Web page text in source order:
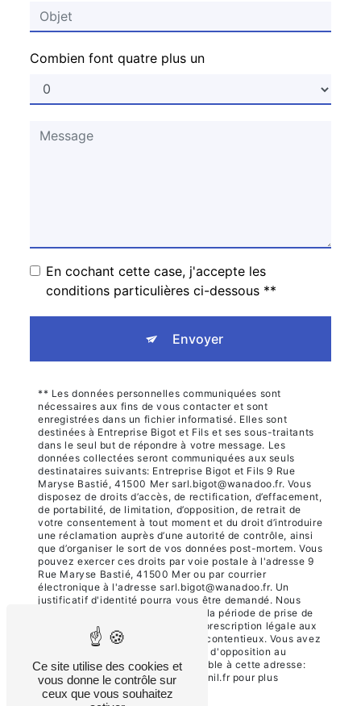
Combien font quatre plus un
En cochant cette case, j'accepte les
conditions particulières ci-dessous **
Envoyer
** Les données personnelles communiquées sont
nécessaires aux fins de vous contacter et sont
enregistrées dans un fichier informatisé. Elles sont
destinées à Entreprise Bigot et Fils et ses sous-traitants
dans le seul but de répondre à votre message. Les
données collectées seront communiquées aux seuls
destinataires suivants: Entreprise Bigot et Fils 9 Rue
Maryse Bastié, 41500 Mer sarl.bigot@wanadoo.fr. Vous
disposez de droits d’accès, de rectification, d’effacement,
de portabilité, de limitation, d’opposition, de retrait de
votre consentement à tout moment et du droit d’introduire
une réclamation auprès d’une autorité de contrôle, ainsi
que d’organiser le sort de vos données post-mortem. Vous
pouvez exercer ces droits par voie postale à l'adresse 9
Rue Maryse Bastié, 41500 Mer ou par courrier
électronique à l'adresse sarl.bigot@wanadoo.fr. Un
justificatif d'identité pourra vous être demandé. Nous
conservons vos données pendant la période de prise de
contact puis pendant la durée de prescription légale aux
fins probatoires et de gestion des contentieux. Vous avez
le droit de vous inscrire sur la liste d'opposition au
démarchage téléphonique, disponible à cette adresse:
Bloctel.gouv.fr. Consultez le site cnil.fr pour plus
d’informations sur vos droits.
Ce site utilise des cookies et
vous donne le contrôle sur
ceux que vous souhaitez